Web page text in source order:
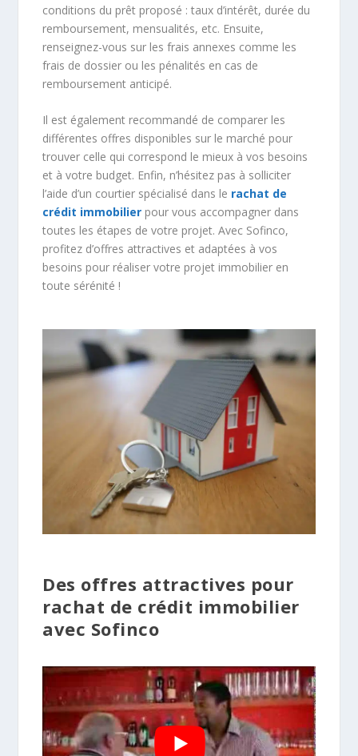
conditions du prêt proposé : taux d’intérêt, durée du
remboursement, mensualités, etc. Ensuite,
renseignez-vous sur les frais annexes comme les
frais de dossier ou les pénalités en cas de
remboursement anticipé.
Il est également recommandé de comparer les
différentes offres disponibles sur le marché pour
trouver celle qui correspond le mieux à vos besoins
et à votre budget. Enfin, n’hésitez pas à solliciter
l’aide d’un courtier spécialisé dans le rachat de
crédit immobilier pour vous accompagner dans
toutes les étapes de votre projet. Avec Sofinco,
profitez d’offres attractives et adaptées à vos
besoins pour réaliser votre projet immobilier en
toute sérénité !
Des offres attractives pour
rachat de crédit immobilier
avec Sofinco